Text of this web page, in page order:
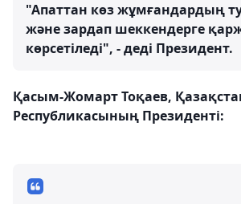
"Апаттан көз жұмғандардың
және зардап шеккендерге
көрсетіледі", - деді Президент.
Қасым-Жомарт Тоқаев,
Республикасының Президенті: